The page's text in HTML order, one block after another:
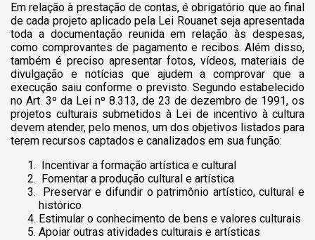
Em relação à prestação de contas, é obrigatório que ao final
de cada projeto aplicado pela Lei Rouanet seja apresentada
toda a documentação reunida em relação às despesas,
como comprovantes de pagamento e recibos. Além disso,
também é preciso apresentar fotos, vídeos, materiais de
divulgação e notícias que ajudem a comprovar que a
execução saiu conforme o previsto. Segundo estabelecido
no Art. 3º da Lei nº 8.313, de 23 de dezembro de 1991, os
projetos culturais submetidos à Lei de incentivo à cultura
devem atender, pelo menos, um dos objetivos listados para
terem recursos captados e canalizados em sua função:
Incentivar a formação artística e cultural
Fomentar a produção cultural e artística
Preservar e difundir o patrimônio artístico, cultural e
histórico
Estimular o conhecimento de bens e valores culturais
Apoiar outras atividades culturais e artísticas